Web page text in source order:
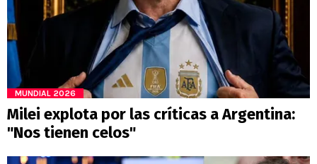
MUNDIAL 2026
Milei explota por las críticas a Argentina:
"Nos tienen celos"